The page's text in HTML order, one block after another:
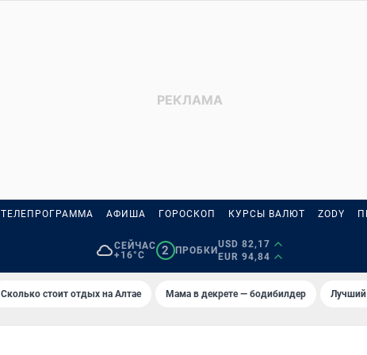
ТЕЛЕПРОГРАММА АФИША ГОРОСКОП КУРСЫ ВАЛЮТ ZODY
СЕЙЧАС
+16°C
2 ПРОБКИ
USD 82,17
EUR 94,84
Сколько стоит отдых на Алтае Мама в декрете — бодибилдер